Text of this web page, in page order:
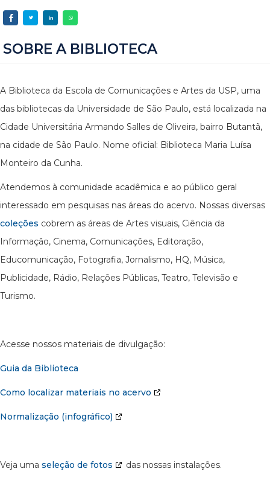
SOBRE A BIBLIOTECA
A Biblioteca da Escola de Comunicações e Artes da USP, uma
das bibliotecas da Universidade de São Paulo, está localizada na
Cidade Universitária Armando Salles de Oliveira, bairro Butantã,
na cidade de São Paulo. Nome oficial: Biblioteca Maria Luísa
Monteiro da Cunha.
Atendemos à comunidade acadêmica e ao público geral
interessado em pesquisas nas áreas do acervo. Nossas diversas
coleções cobrem as áreas de Artes visuais, Ciência da
Informação, Cinema, Comunicações, Editoração,
Educomunicação, Fotografia, Jornalismo, HQ, Música,
Publicidade, Rádio, Relações Públicas, Teatro, Televisão e
Turismo.
Acesse nossos materiais de divulgação:
Guia da Biblioteca
Como localizar materiais no acervo
Normalização (infográfico)
Veja uma seleção de fotos das nossas instalações.